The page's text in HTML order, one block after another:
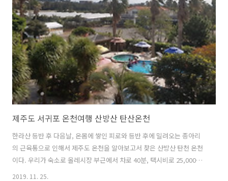
선택입니다. 조성 2년 차를 맞이한 올해는 공간이 한층 안정화되었으며,
시민들의 뜨거운 호응에 힘입어 작년보다 한 달 빠른 4월에 일찍 문을 열
었습니다. 거창한 준비 없이도 감성 캠핑의 분위기를 낼 수 있는 이곳의
매..
제주도 서귀포 온천여행 산방산 탄산온천
한라산 등반 후 다음날, 온몸에 쌓인 피로와 등반 후에 밀려오는 종아리
의 근육통으로 인해서 제주도 온천을 알아보고서 찾은 산방산 탄천 온천
이다. 우리가 숙소로 올레시장 부근에서 차로 40분, 택시비로 25,000원
가량으로 제주도에서 유일한 온천이라고 한다. 조용해 보이는 동네에서
2019. 11. 25.